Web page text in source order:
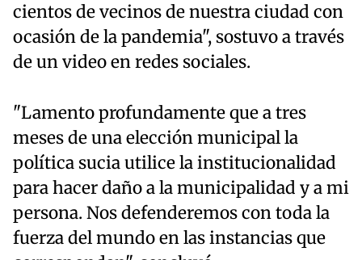
cientos de vecinos de nuestra ciudad con
ocasión de la pandemia", sostuvo a través
de un video en redes sociales.
"Lamento profundamente que a tres
meses de una elección municipal la
política sucia utilice la institucionalidad
para hacer daño a la municipalidad y a mi
persona. Nos defenderemos con toda la
fuerza del mundo en las instancias que